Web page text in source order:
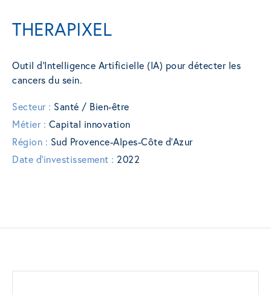
THERAPIXEL
Outil d’Intelligence Artificielle (IA) pour détecter les
cancers du sein.
Secteur : Santé / Bien-être
Métier : Capital innovation
Région : Sud Provence-Alpes-Côte d’Azur
Date d'investissement : 2022